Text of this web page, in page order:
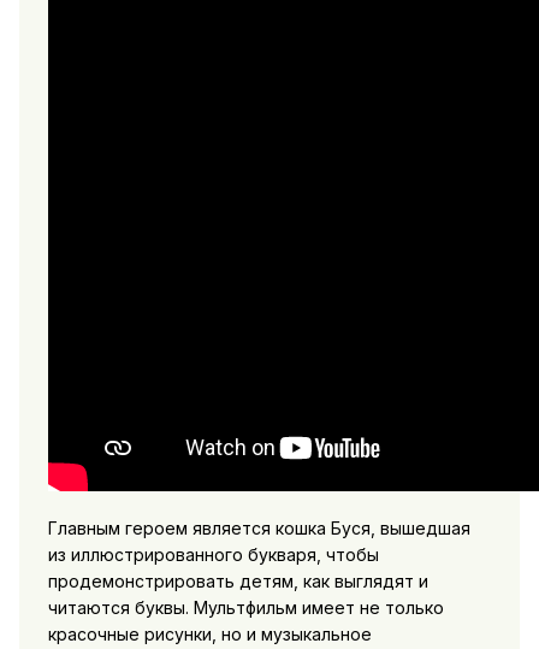
Главным героем является кошка Буся, вышедшая
из иллюстрированного букваря, чтобы
продемонстрировать детям, как выглядят и
читаются буквы. Мультфильм имеет не только
красочные рисунки, но и музыкальное